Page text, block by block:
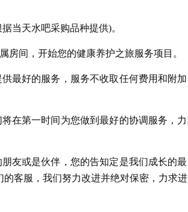
当天水吧采购品种提供)。
房间，开始您的健康养护之旅服务项目。
最好的服务，服务不收取任何费用和附
在第一时间为您做到最好的协调服务，
友或是伙伴，您的告知定是我们成长的最
客服，我们努力改进并绝对保密，力求